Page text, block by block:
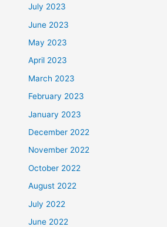
July 2023
June 2023
May 2023
April 2023
March 2023
February 2023
January 2023
December 2022
November 2022
October 2022
August 2022
July 2022
June 2022